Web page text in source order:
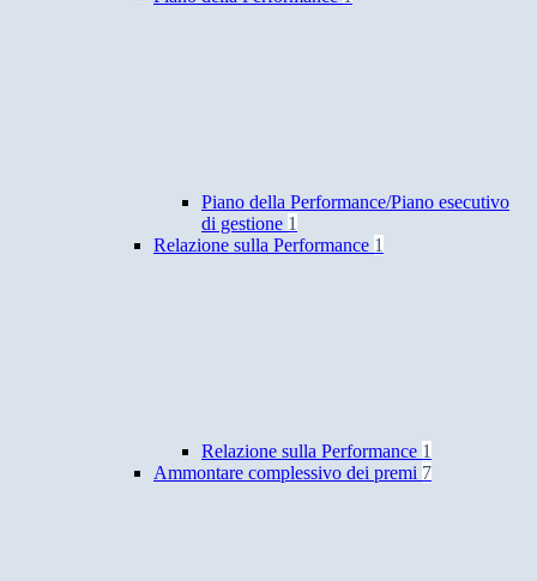
Piano della Performance/Piano esecutivo
di gestione 1
Relazione sulla Performance 1
Relazione sulla Performance 1
Ammontare complessivo dei premi 7